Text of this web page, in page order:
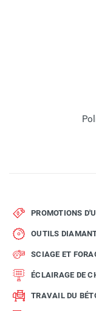
PROMOTIONS
OUTILS
SCIAGE ET
ÉCLAIRAGE DE
TRAVAIL DU